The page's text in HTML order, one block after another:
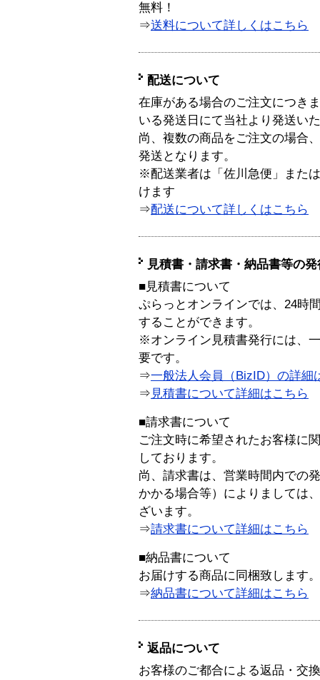
無料！
⇒送料について詳しくはこちら
配送について
在庫がある場合のご注文につき
いる発送日にて当社より発送い
尚、複数の商品をご注文の場合
発送となります。
※配送業者は「佐川急便」また
けます
⇒配送について詳しくはこちら
見積書・請求書・納品書等の
■見積書について
ぷらっとオンラインでは、24時
することができます。
※オンライン見積書発行には、
要です。
⇒一般法人会員（BizID）の詳細
⇒ 見積書について詳細はこちら
■請求書について
ご注文時に希望されたお客様に
しております。
尚、請求書は、営業時間内での
かかる場合等）によりましては
ざいます。
⇒請求書について詳細はこちら
■納品書について
お届けする商品に同梱致します。
⇒納品書について詳細はこちら
返品について
お客様のご都合による返品・交